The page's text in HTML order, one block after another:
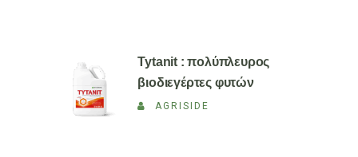
Tytanit : πολύπλευρος
βιοδιεγέρτες φυτών
AGRISIDE